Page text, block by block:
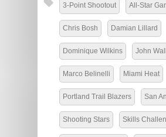
3-Point Shootout All-Star
Chris Bosh Damian Lillard
Dominique Wilkins John Wall
Marco Belinelli Miami Heat
Portland Trail Blazers San
Shooting Stars Skills